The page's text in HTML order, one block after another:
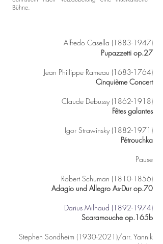
Bühne.
Alfredo Casella (1883-1947)
Pupazzetti op.27
Jean Phillippe Rameau (1683-1764)
Cinquième Concert
Claude Debussy (1862-1918)
Fêtes galantes
Igor Strawinsky (1882-1971)
Pétrouchka
Pause
Robert Schuman (1810-1856)
Adagio und Allegro As-Dur op.70
Darius Milhaud (1892-1974)
Scaramouche op.165b
Stephen Sondheim (1930-2021)/arr. Yannik